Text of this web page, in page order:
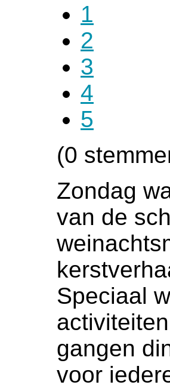
1
2
3
4
5
(0
Zondag
van de
Speciaal
gangen
voor